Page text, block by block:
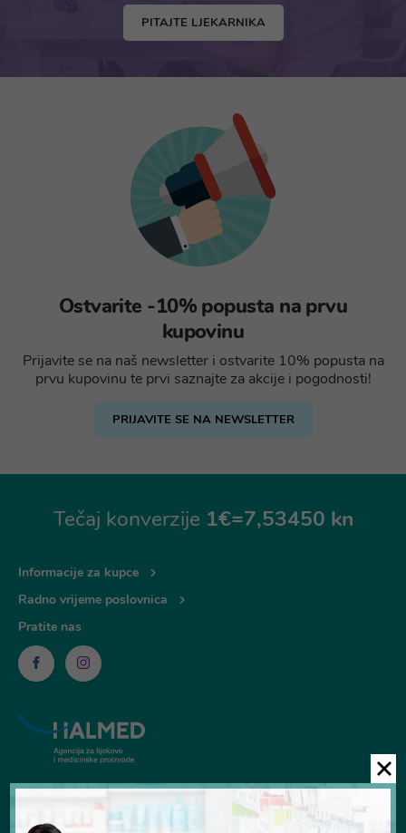
PITAJTE LJEKARNIKA
Ostvarite -10% popusta na prvu
kupovinu
Prijavite se na naš newsletter i ostvarite 10% popusta na
prvu kupovinu te prvi saznajte za akcije i pogodnosti!
PRIJAVITE SE NA NEWSLETTER
Tečaj konverzije 1€=7,53450 kn
Informacije za kupce
Radno vrijeme poslovnica
Pratite nas